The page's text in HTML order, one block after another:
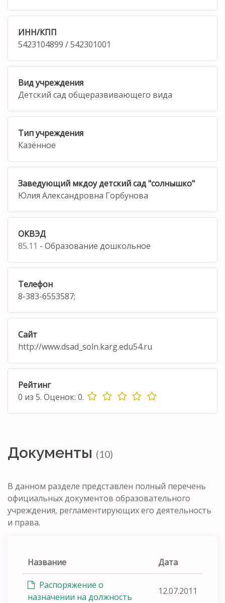
ИНН/КПП
5423104899 / 542301001
Вид учреждения
Детский сад общеразвивающего вида
Тип учреждения
Казённое
Заведующий мкдоу детский сад "солнышко"
Юлия Александровна Горбунова
ОКВЭД
85.11 - Образование дошкольное
Телефон
8-383-6553587;
Сайт
http://www.dsad_soln.karg.edu54.ru
Рейтинг
0 из 5. Оценок: 0.
Документы (10)
В данном разделе представлен полный перечень
официальных документов образовательного
учреждения, регламентирующих его деятельность
и права.
Название Дата
Распоряжение о
назначении на должность
12.07.2011